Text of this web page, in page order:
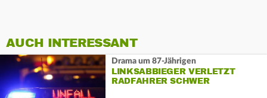
AUCH INTERESSANT
Drama um 87-Jährigen
LINKSABBIEGER VERLETZT
RADFAHRER SCHWER